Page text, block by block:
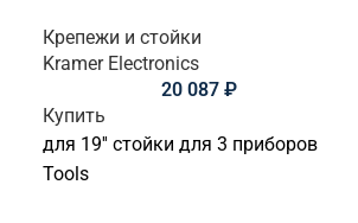
Крепежи и стойки
Kramer Electronics
20 087 ₽
Купить
для 19'' стойки для 3 приборов
Tools